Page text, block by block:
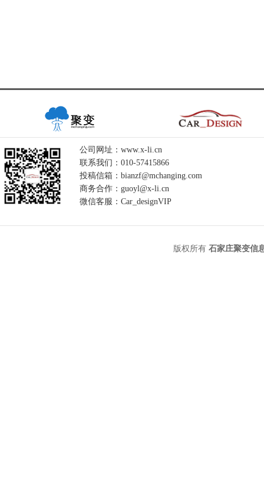
公司网址：www.x-li.cn
联系我们：010-57415866
投稿信箱：bianzf@mchanging.com
商务合作：guoyl@x-li.cn
微信客服：Car_designVIP
版权所有 石家庄聚变信